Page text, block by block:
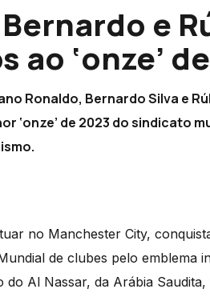
e
ao ‘onze’
Ronaldo, Bernardo Silva e
‘onze’ de 2023 do sindicato
no Manchester City,
de clubes pelo emblema
do Al Nassar, da Arábia